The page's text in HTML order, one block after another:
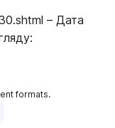
– Дата
formats.